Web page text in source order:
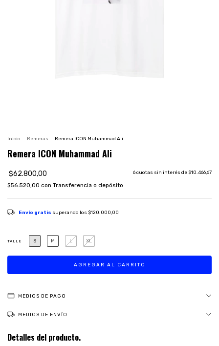
Inicio . Remeras . Remera ICON Muhammad Ali
Remera ICON Muhammad Ali
$62.800,00 6cuotas sin interés de $10.466,67
$56.520,00 con Transferencia o depósito
Envío gratis superando los $120.000,00
TALLE S M L XL
MEDIOS DE PAGO
MEDIOS DE ENVÍO
Detalles del producto.